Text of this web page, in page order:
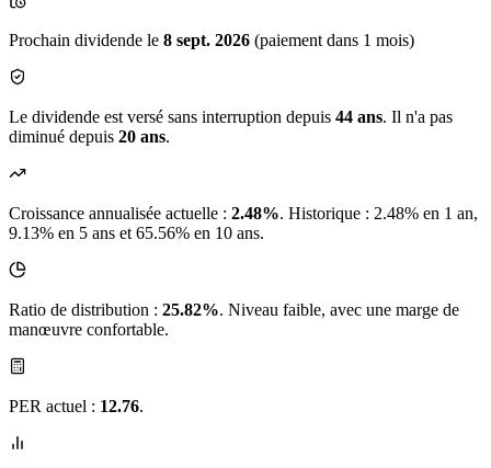
Prochain dividende le 8 sept. 2026 (paiement dans 1 mois)
Le dividende est versé sans interruption depuis 44 ans. Il n'a pas
diminué depuis 20 ans.
Croissance annualisée actuelle : 2.48%. Historique : 2.48% en 1 an,
9.13% en 5 ans et 65.56% en 10 ans.
Ratio de distribution : 25.82%. Niveau faible, avec une marge de
manœuvre confortable.
PER actuel : 12.76.